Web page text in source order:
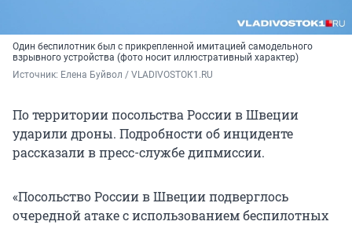
Один беспилотник был с прикрепленной имитацией самодельного
взрывного устройства (фото носит иллюстративный характер)
Источник: Елена Буйвол / VLADIVOSTOK1.RU
По территории посольства России в Швеции
ударили дроны. Подробности об инциденте
рассказали в пресс-службе дипмиссии.
«Посольство России в Швеции подверглось
очередной атаке с использованием беспилотных